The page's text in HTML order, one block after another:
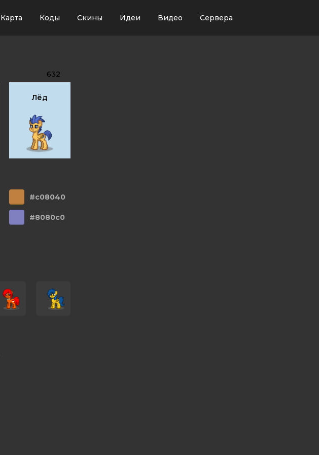
Карта Коды Скины Идеи Видео Сервера
632
Лёд
#c08040
#8080c0